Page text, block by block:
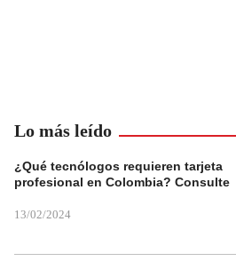
Lo más leído
¿Qué tecnólogos requieren tarjeta
profesional en Colombia? Consulte
13/02/2024